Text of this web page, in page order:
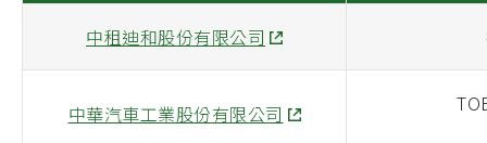
中租迪和股份有限公司
中華汽車工業股份有限公司